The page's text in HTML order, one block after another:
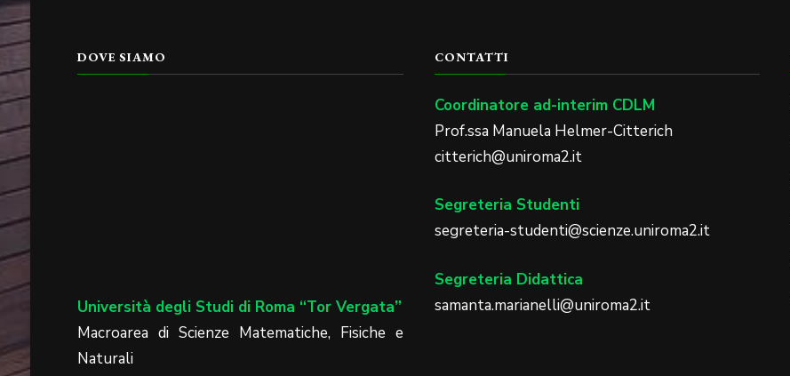
DOVE SIAMO
Università degli Studi di Roma “Tor Vergata”
Macroarea di Scienze Matematiche, Fisiche e
Naturali
CONTATTI
Coordinatore ad-interim CDLM
Prof.ssa Manuela Helmer-Citterich
citterich@uniroma2.it
Segreteria Studenti
segreteria-studenti@scienze.uniroma2.it
Segreteria Didattica
samanta.marianelli@uniroma2.it